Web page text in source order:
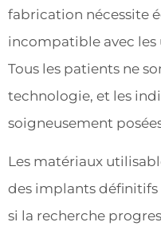
fabrication nécessite
incompatible avec les
Tous les patients ne
technologie, et les
soigneusement
Les matériaux
des implants
si la recherche